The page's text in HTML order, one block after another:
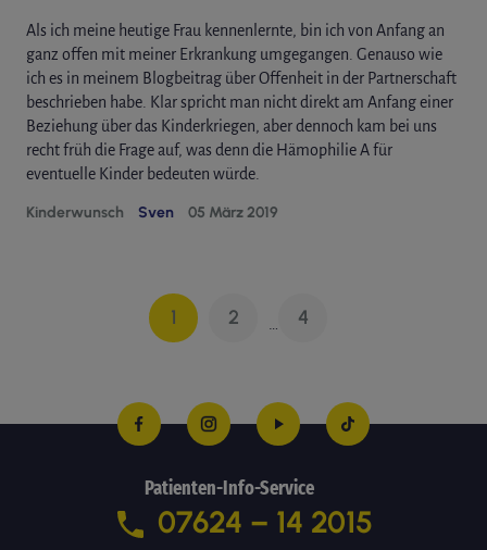
Als ich meine heutige Frau kennenlernte, bin ich von Anfang an
ganz offen mit meiner Erkrankung umgegangen. Genauso wie
ich es in meinem Blogbeitrag über Offenheit in der Partnerschaft
beschrieben habe. Klar spricht man nicht direkt am Anfang einer
Beziehung über das Kinderkriegen, aber dennoch kam bei uns
recht früh die Frage auf, was denn die Hämophilie A für
eventuelle Kinder bedeuten würde.
Kinderwunsch Sven 05 März 2019
1 2 4
Patienten-Info-Service
07624 – 14 2015